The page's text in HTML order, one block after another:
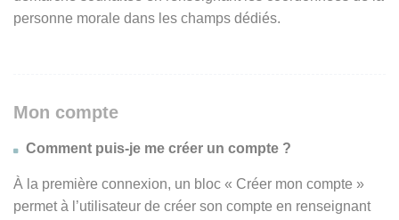
personne morale dans les champs dédiés.
Mon compte
Comment puis-je me créer un compte ?
À la première connexion, un bloc « Créer mon compte »
permet à l’utilisateur de créer son compte en renseignant